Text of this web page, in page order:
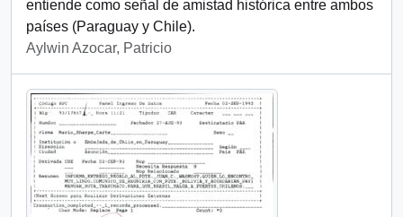
entiende como señal de amistad histórica entre ambos
países (Paraguay y Chile).
Aylwin Azocar, Patricio